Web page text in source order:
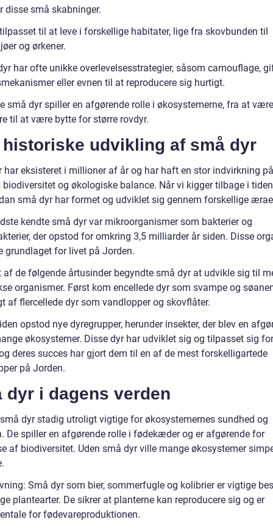
disse små skabninger.
til at leve i forskellige habitater, lige fra skovbunden til
og ørkener.
har ofte unikke overlevelsesstrategier, såsom camouflage,
eller evnen til at reproducere sig hurtigt.
små dyr spiller en afgørende rolle i økosystemerne, fra at
til at være bytte for større rovdyr.
historiske udvikling af små dyr
har eksisteret i millioner af år og har haft en stor indvirkning på
biodiversitet og økologiske balance. Når vi kigger tilbage i
små dyr har formet og udviklet sig gennem forskellige
kendte små dyr var mikroorganismer som bakterier og
der opstod for omkring 3,5 milliarder år siden. Disse
grundlaget for livet på Jorden.
af de følgende årtusinder begyndte små dyr at udvikle sig til
organismer. Først kom encellede dyr som svampe og
af flercellede dyr som vandlopper og skovflåter.
opstod nye dyregrupper, herunder insekter, der blev en
økosystemer. Disse dyr har udviklet sig og tilpasset sig
deres succes har gjort dem til en af de mest forskelligartede
på Jorden.
dyr i dagens verden
dyr stadig utroligt vigtige for økosystemernes sundhed og
De spiller en afgørende rolle i fødekæder og er afgørende for
af biodiversitet. Uden små dyr ville mange økosystemer
Små dyr som bier, sommerfugle og kolibrier er vigtige
plantearter. De sikrer at planterne kan reproducere sig og er
for fødevareproduktionen.